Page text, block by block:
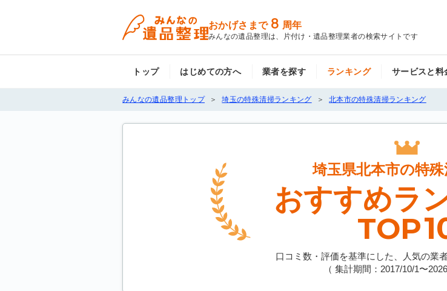
おかげさまで 8 周年
みんなの遺品整理は、片付け・遺品整理業者の検索サイトです
トップ はじめての方へ 業者を探す ランキング サービスと料
みんなの遺品整理トップ 埼玉の特殊清掃ランキング 北本市の特殊清掃ランキング
埼玉県北本市の特
おすすめラ
TOP
口コミ数・評価を基準にした、人気の業
（ 集計期間：2017/10/1〜